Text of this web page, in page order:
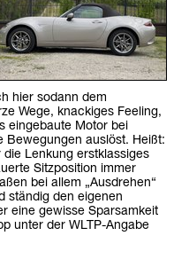
hier sodann dem
Wege, knackiges Feeling,
eingebaute Motor bei
Bewegungen auslöst. Heißt:
Lenkung erstklassiges
Sitzposition immer
bei allem „Ausdrehen“
ständig den eigenen
eine gewisse Sparsamkeit
unter der WLTP-Angabe